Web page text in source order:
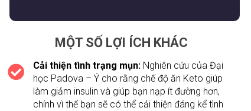
Cải thiện tình trạng mụn: Nghiên cứu của Đại
học Padova – Ý cho rằng chế độ ăn Keto giúp
làm giảm insulin và giúp bạn nạp ít đường hơn,
chính vì thế bạn sẽ có thể cải thiện đáng kể tình
MỘT SỐ LỢI ÍCH KHÁC